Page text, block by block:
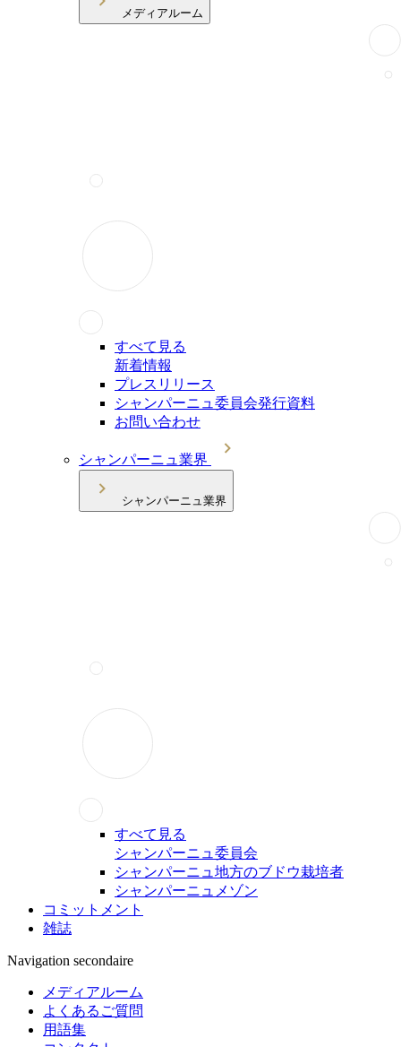
メディアルーム
すべて見る
新着情報
プレスリリース
シャンパーニュ委員会発行資料
お問い合わせ
シャンパーニュ業界
シャンパーニュ業界
すべて見る
シャンパーニュ委員会
シャンパーニュ地方のブドウ栽培者
シャンパーニュメゾン
コミットメント
雑誌
Navigation secondaire
メディアルーム
よくあるご質問
用語集